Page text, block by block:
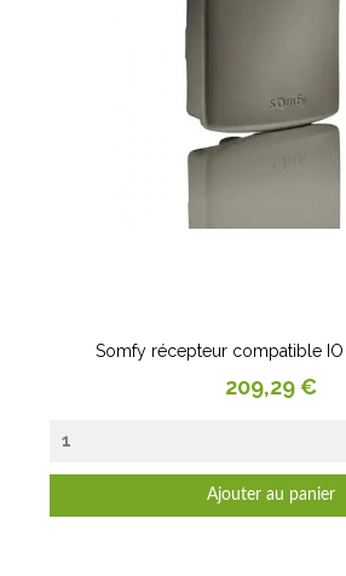
Somfy récepteur compatible IO
Prix
209,29 €
Ajouter au panier